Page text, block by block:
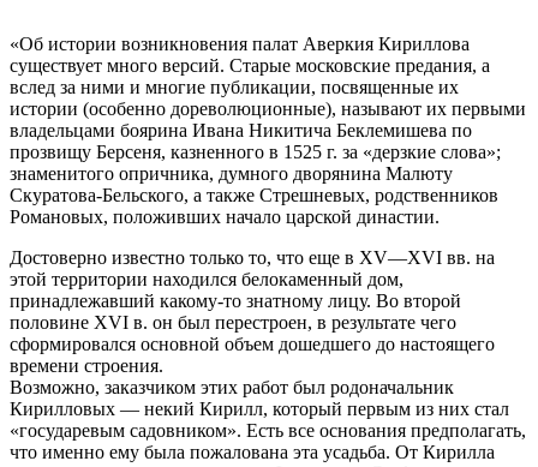
«Об истории возникновения палат Аверкия Кириллова
существует много версий. Старые московские предания, а
вслед за ними и многие публикации, посвященные их
истории (особенно дореволюционные), называют их первыми
владельцами боярина Ивана Никитича Беклемишева по
прозвищу Берсеня, казненного в 1525 г. за «дерзкие слова»;
знаменитого опричника, думного дворянина Малюту
Скуратова-Бельского, а также Стрешневых, родственников
Романовых, положивших начало царской династии.
Достоверно известно только то, что еще в XV—XVI вв. на
этой территории находился белокаменный дом,
принадлежавший какому-то знатному лицу. Во второй
половине XVI в. он был перестроен, в результате чего
сформировался основной объем дошедшего до настоящего
времени строения.
Возможно, заказчиком этих работ был родоначальник
Кирилловых — некий Кирилл, который первым из них стал
«государевым садовником». Есть все основания предполагать,
что именно ему была пожалована эта усадьба. От Кирилла